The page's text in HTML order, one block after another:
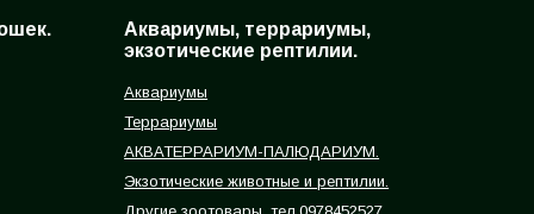
Аквариумы, террариумы,
экзотические рептилии.
Аквариумы
Террариумы
АКВАТЕРРАРИУМ-ПАЛЮДАРИУМ.
Экзотические животные и рептилии.